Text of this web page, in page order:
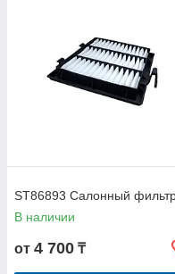
ST86893 Салонный
В наличии
от 4 700 ₸